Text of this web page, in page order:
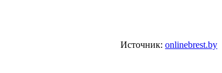
Источник: onlinebrest.by